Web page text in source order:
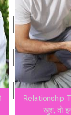
Relationship
खुश, तो